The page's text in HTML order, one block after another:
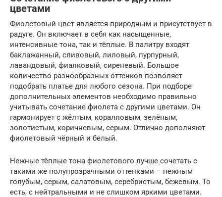
цветами
Фиолетовый цвет является природным и присутствует в
радуге. Он включает в себя как насыщенные,
интенсивные тона, так и тёплые. В палитру входят
баклажанный, сливовый, лиловый, пурпурный,
лавандовый, фиалковый, сиреневый. Большое
количество разнообразных оттенков позволяет
подобрать платье для любого сезона. При подборе
дополнительных элементов необходимо правильно
учитывать сочетание фиолета с другими цветами. Он
гармонирует с жёлтым, коралловым, зелёным,
золотистым, коричневым, серым. Отлично дополняют
фиолетовый чёрный и белый.
Нежные тёплые тона фиолетового лучше сочетать с
такими же полупрозрачными оттенками – нежным
голубым, серым, салатовым, серебристым, бежевым. То
есть, с нейтральными и не слишком яркими цветами.